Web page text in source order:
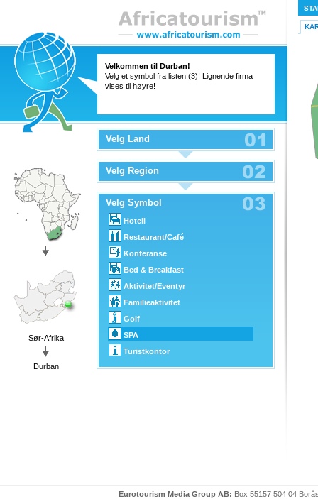
Velkommen til Durban!
Velg et symbol fra listen (3)! Lignende firma
vises til høyre!
Sør-Afrika
Durban
Velg Land
Velg Region
Velg Symbol
Hotell
Restaurant/Café
Konferanse
Bed & Breakfast
Aktivitet/Eventyr
Familieaktivitet
Golf
SPA
Turistkontor
Eurotourism Media Group AB: Box 55157 504 04